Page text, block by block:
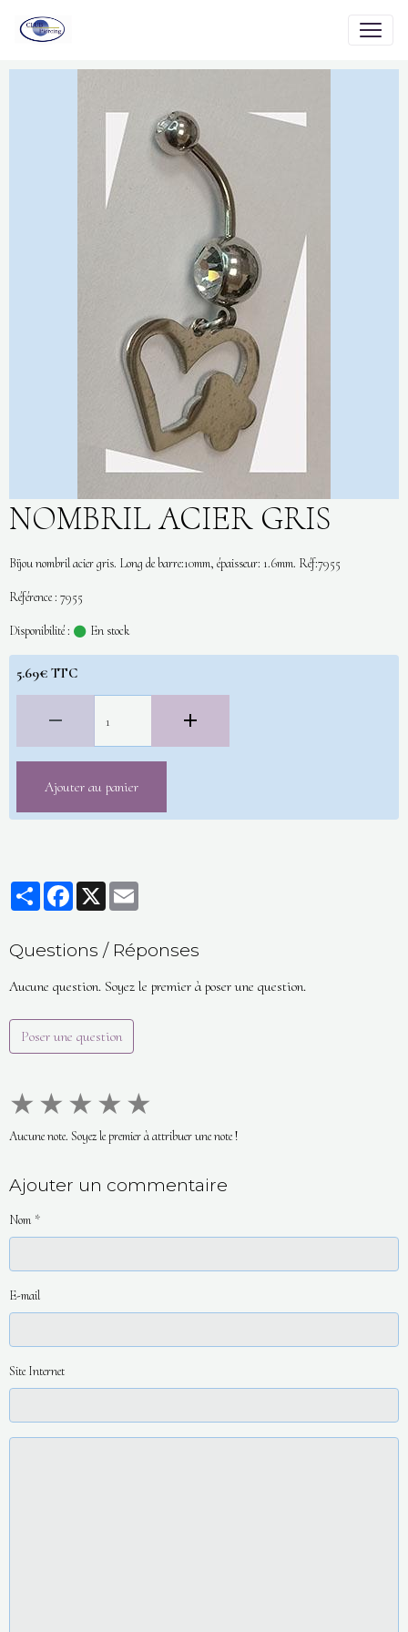
NOMBRIL ACIER GRIS
Bijou nombril acier gris. Long de barre:10mm, épaisseur: 1.6mm. Réf:7955
Référence : 7955
Disponibilité : En stock
5.69€ TTC
Ajouter au panier
PartagerFacebookX
Questions / Réponses
Aucune question. Soyez le premier à poser une question.
Poser une question
★ ★ ★ ★ ★
Aucune note. Soyez le premier à attribuer une note !
Ajouter un commentaire
Nom
E-mail
Site Internet